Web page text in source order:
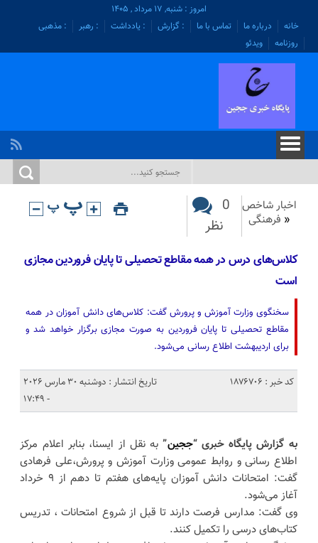
امروز : شنبه, ۱۷ مرداد , ۱۴۰۵
خانه
درباره ما تماس با ما : گزارش : یادداشت : رهبر
: مذهبی
روزنامه
ویدئو
اخبار شاخص
« فرهنگی
0
نظر
کلاس‌های درس در همه مقاطع تحصیلی تا پایان فروردین مجازی
است
سخنگوی وزارت آموزش و پرورش گفت: کلاس‌های دانش آموزان در همه
مقاطع تحصیلی تا پایان فروردین به صورت مجازی برگزار خواهد شد و
برای اردیبهشت اطلاع رسانی می‌شود.
کد خبر : 1876706
تاریخ انتشار : دوشنبه 30 مارس 2026
- 17:49
به گزارش پایگاه خبری “ججین” به نقل از ایسنا، بنابر اعلام مرکز
اطلاع رسانی و روابط عمومی وزارت آموزش و پرورش،علی فرهادی
گفت: امتحانات دانش آموزان پایه‌های هفتم تا دهم از ۹ خرداد
آغاز می‌شود.
وی گفت: مدارس فرصت دارند تا قبل از شروع امتحانات ، تدریس
کتاب‌های درسی را تکمیل کنند.